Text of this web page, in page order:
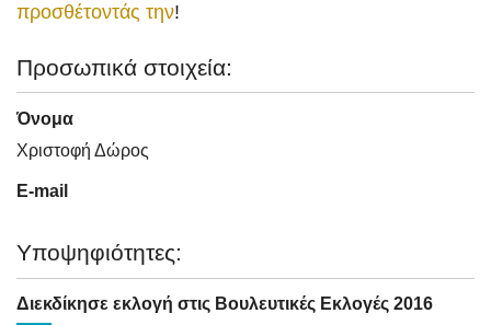
προσθέτοντάς την!
Προσωπικά στοιχεία:
Όνομα
Χριστοφή Δώρος
E-mail
Υποψηφιότητες:
Διεκδίκησε εκλογή στις Βουλευτικές Εκλογές 2016